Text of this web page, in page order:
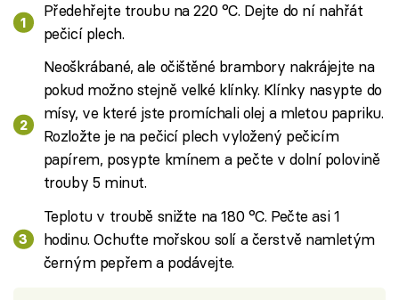
Předehřejte troubu na 220 °C. Dejte do ní nahřát
pečicí plech.
Neoškrábané, ale očištěné brambory nakrájejte na
pokud možno stejně velké klínky. Klínky nasypte do
mísy, ve které jste promíchali olej a mletou papriku.
Rozložte je na pečicí plech vyložený pečicím
papírem, posypte kmínem a pečte v dolní polovině
trouby 5 minut.
Teplotu v troubě snižte na 180 °C. Pečte asi 1
hodinu. Ochuťte mořskou solí a čerstvě namletým
černým pepřem a podávejte.